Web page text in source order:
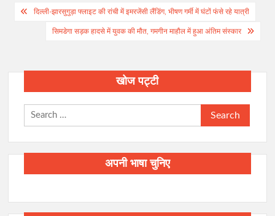
Post
navigation
दिल्ली-झारसुगुड़ा फ्लाइट की रांची में इमरजेंसी लैंडिंग, भीषण गर्मी में घंटों फंसे रहे यात्री
सिमडेगा सड़क हादसे में युवक की मौत, गमगीन माहौल में हुआ अंतिम संस्कार
खोज पट्टी
Search
for:
अपनी भाषा चुनिए